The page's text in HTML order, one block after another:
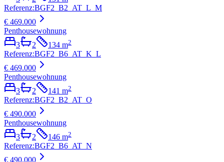
Referenz:BGF2_B2_AT_L_M
€ 469.000
Penthousewohnung
3
2 134 m2
Referenz:BGF2_B6_AT_K_L
€ 469.000
Penthousewohnung
3
2 141 m2
Referenz:BGF2_B2_AT_O
€ 490.000
Penthousewohnung
3
2 146 m2
Referenz:BGF2_B6_AT_N
€ 490.000